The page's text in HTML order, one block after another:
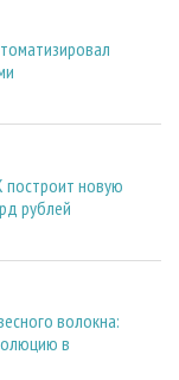
построит новую
рублей
волокна:
в